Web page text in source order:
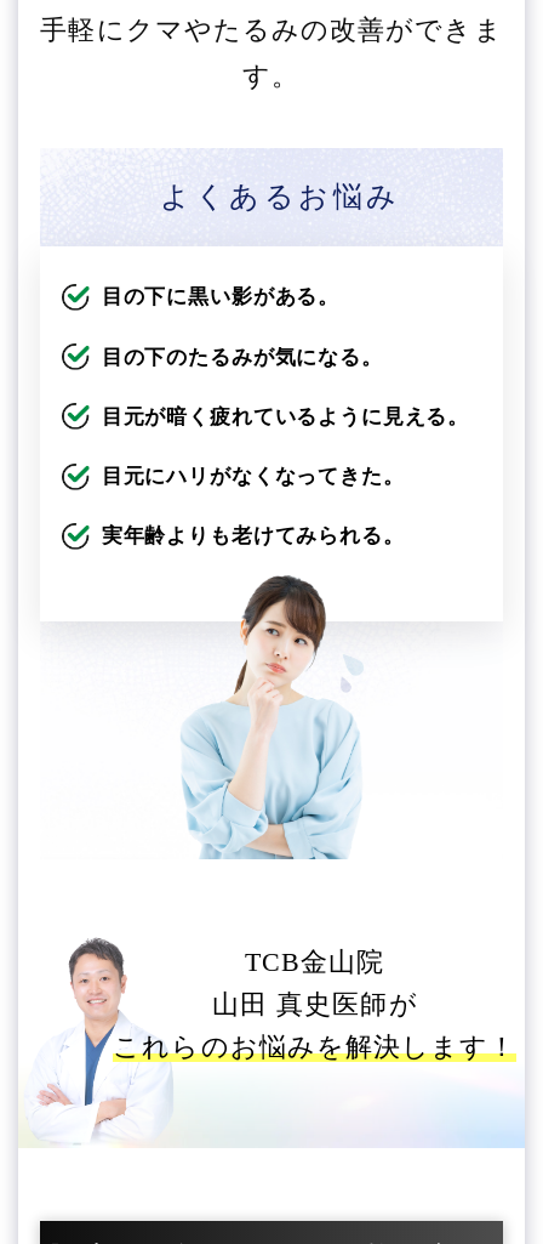
手軽にクマやたるみの改善ができま
す。
よくあるお悩み
目の下に黒い影がある。
目の下のたるみが気になる。
目元が暗く疲れているように見える。
目元にハリがなくなってきた。
実年齢よりも老けてみられる。
TCB金山院
山田 真史医師が
これらのお悩みを解決します！